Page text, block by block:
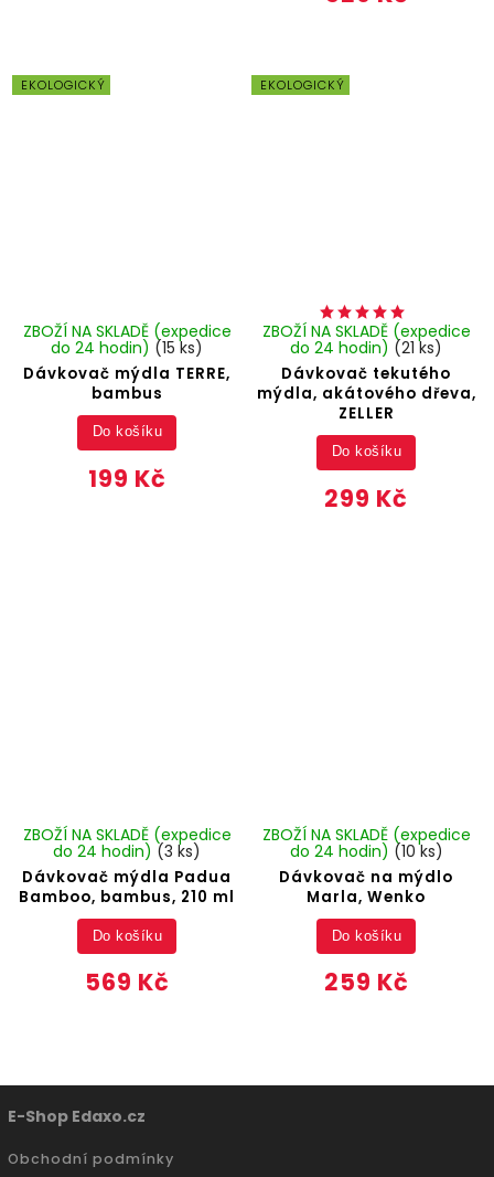
EKOLOGICKÝ
Dávkovač mýdla TERRE,
bambus
ZBOŽÍ NA SKLADĚ (expedice
do 24 hodin) (15 ks)
199 Kč
Do košíku
EKOLOGICKÝ
Dávkovač tekutého
mýdla, akátového dřeva,
ZELLER
ZBOŽÍ NA SKLADĚ (expedice
do 24 hodin) (21 ks)
299 Kč
Do košíku
Dávkovač mýdla Padua
Bamboo, bambus, 210 ml
ZBOŽÍ NA SKLADĚ (expedice
do 24 hodin) (3 ks)
569 Kč
Do košíku
Dávkovač na mýdlo
Marla, Wenko
ZBOŽÍ NA SKLADĚ (expedice
do 24 hodin) (10 ks)
259 Kč
Do košíku
E-Shop Edaxo.cz
Obchodní podmínky